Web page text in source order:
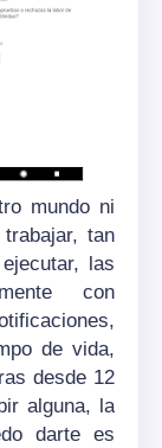
mundo ni
tan
las
con
de vida,
desde 12
alguna, la
darte es